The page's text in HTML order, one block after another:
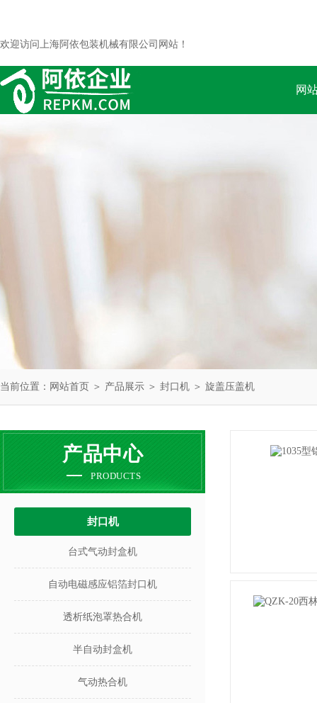
欢迎访问上海阿依包装机械有限公司网站！
网
当前位置： 网站首页 ＞ 产品展示 ＞ 封口机 ＞ 旋盖压盖机
产品中心
PRODUCTS
封口机
台式气动封盒机
自动电磁感应铝箔封口机
透析纸泡罩热合机
半自动封盒机
气动热合机